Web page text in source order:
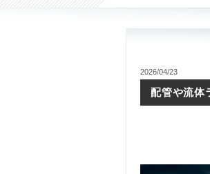
2026/04/23
配管や流体